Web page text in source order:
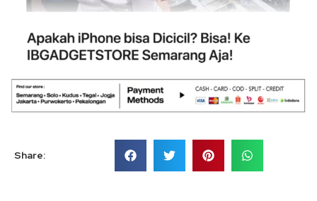
Share: